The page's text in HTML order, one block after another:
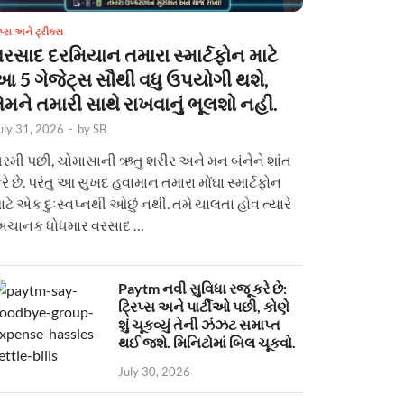
અને ટ્રીક્સ
દરમિયાન તમારા સ્માર્ટફોન માટે
5 ગેજેટ્સ સૌથી વધુ ઉપયોગી થશે,
તમારી સાથે રાખવાનું ભૂલશો નહીં.
31, 2026 - bySB
પછી, ચોમાસાની ઋતુ શરીર અને મન બંનેને શાંત
છે. પરંતુ આ સુખદ હવામાન તમારા મોંઘા સ્માર્ટફોન
એક દુઃસ્વપ્નથી ઓછું નથી. તમે ચાલતા હોવ ત્યારે
ધોધમાર વરસાદ …
Paytm નવી સુવિધા રજૂ કરે છે:
ટ્રિપ્સ અને પાર્ટીઓ પછી, કોણે
શું ચૂકવ્યું તેની ઝંઝટ સમાપ્ત
થઈ જશે. મિનિટોમાં બિલ ચૂકવો.
July 30, 2026